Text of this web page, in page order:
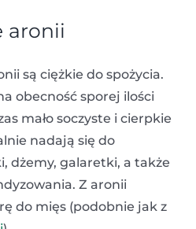
aronii
są ciężkie do spożycia.
obecność sporej ilości
mało soczyste i cierpkie
nadają się do
dżemy, galaretki, a także
Z aronii
do mięs (podobnie jak z